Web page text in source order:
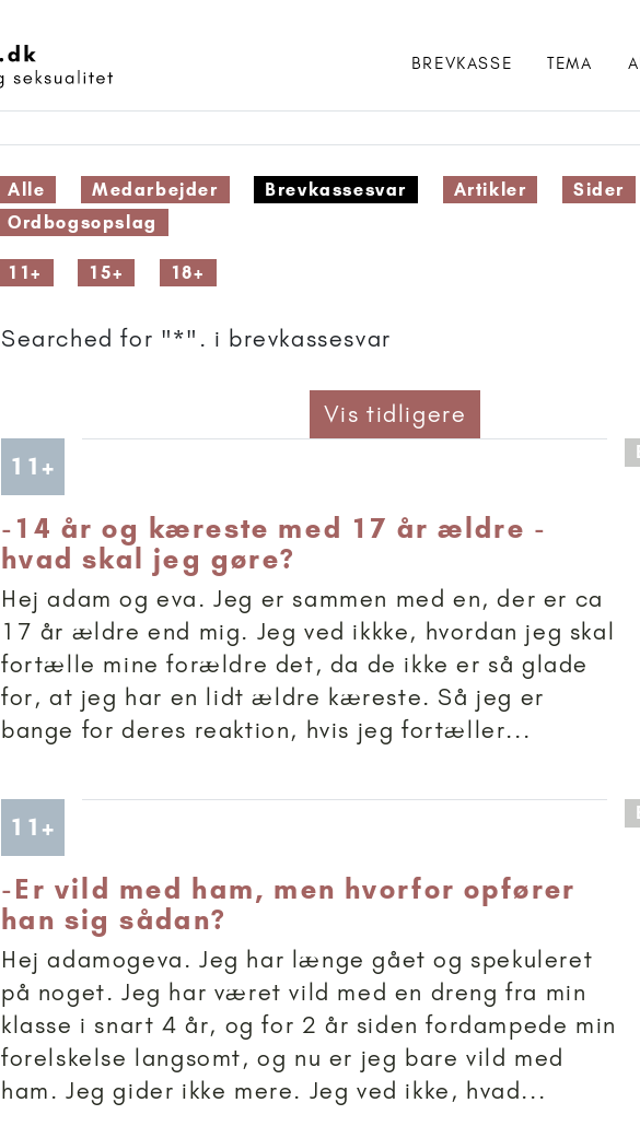
BREVKASSE TEMA
Alle Medarbejder Brevkassesvar Artikler
Sider
Ordbogsopslag
11+ 15+ 18+
Searched for "*". i brevkassesvar
Vis tidligere
11+
- 14 år og kæreste med 17 år ældre -
hvad skal jeg gøre?
Hej adam og eva. Jeg er sammen med en, der er ca
17 år ældre end mig. Jeg ved ikkke, hvordan jeg skal
fortælle mine forældre det, da de ikke er så glade
for, at jeg har en lidt ældre kæreste. Så jeg er
bange for deres reaktion, hvis jeg fortæller...
11+
-Er vild med ham, men hvorfor opfører
han sig sådan?
Hej adamogeva. Jeg har længe gået og spekuleret
på noget. Jeg har været vild med en dreng fra min
klasse i snart 4 år, og for 2 år siden fordampede min
forelskelse langsomt, og nu er jeg bare vild med
ham. Jeg gider ikke mere. Jeg ved ikke, hvad...